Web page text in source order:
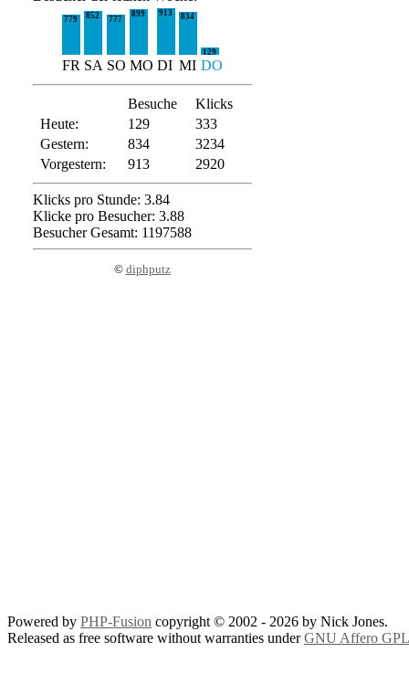
779 852 777
899 913 834
129
FR SA SO MO DI MI DO
Besuche
Klicks
Heute:
129
333
Gestern:
834
3234
Vorgestern:
913 2920
Klicks pro Stunde: 3.84
Klicke pro Besucher: 3.88
Besucher Gesamt: 1197588
© diphputz
Powered by PHP-Fusion copyright © 2002 - 2026 by Nick Jones.
Released as free software without warranties underGNU Affero GPL